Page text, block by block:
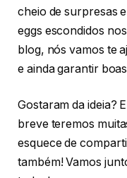
cheio de surpresas
eggs escondidos
blog, nós vamos te
e ainda garantir
Gostaram da ideia?
breve teremos
esquece de
também! Vamos